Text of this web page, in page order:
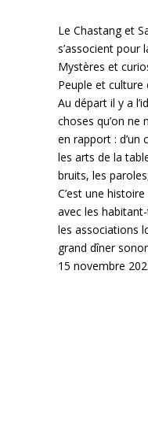
Le Chastang et
s’associent pour
Mystères et
Peuple et culture
Au départ il y a
choses qu’on
en rapport : d’un
les arts de la
bruits, les
C’est une
avec les
les associations
grand dîner
15 novembre